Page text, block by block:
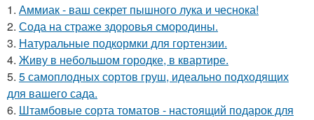
1. Аммиак - ваш секрет пышного лука и чеснока!
2. Сода на страже здоровья смородины.
3. Натуральные подкормки для гортензии.
4. Живу в небольшом городке, в квартире.
5. 5 самоплодных сортов груш, идеально подходящих
для вашего сада.
6. Штамбовые сорта томатов - настоящий подарок для